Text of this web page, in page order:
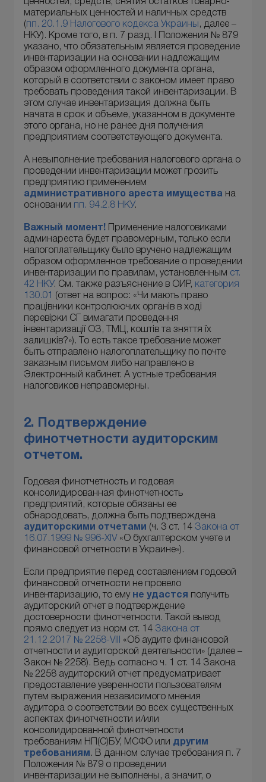
материальных ценностей и наличных средств
(пп. 20.1.9 Налогового кодекса Украины , далее –
НКУ). Кроме того, в п. 7 разд. I Положения № 879
указано, что обязательным является проведение
инвентаризации на основании надлежащим
образом оформленного документа органа,
который в соответствии с законом имеет право
требовать проведения такой инвентаризации. В
этом случае инвентаризация должна быть
начата в срок и объеме, указанном в документе
этого органа, но не ранее дня получения
предприятием соответствующего документа.
А невыполнение требования налогового органа о
проведении инвентаризации может грозить
предприятию применением
административного ареста имущества на
основании пп. 94.2.8 НКУ.
Важный момент! Применение налоговиками
админареста будет правомерным, только если
налогоплательщику было вручено надлежащим
образом оформленное требование о проведении
инвентаризации по правилам, установленным ст.
42 НКУ. См. также разъяснение в ОИР, категория
130.01
(ответ на вопрос: «Чи мають право
працівники контролюючих органів в ході
перевірки СГ вимагати проведення
інвентаризації ОЗ, ТМЦ, коштів та зняття їх
залишків?»). То есть такое требование может
быть отправлено налогоплательщику по почте
заказным письмом либо направлено в
Электронный кабинет. А устные требования
налоговиков неправомерны.
2. Подтверждение
финотчетности аудиторским
отчетом.
Годовая финотчетность и годовая
консолидированная финотчетность
предприятий, которые обязаны ее
обнародовать, должна быть подтверждена
аудиторскими отчетами (ч. 3 ст. 14 Закона от
16.07.1999 № 996-XIV «О бухгалтерском учете и
финансовой отчетности в Украине»).
Если предприятие перед составлением годовой
финансовой отчетности не провело
инвентаризацию, то ему не удастся
получить
аудиторский отчет в подтверждение
достоверности финотчетности. Такой вывод
прямо следует из норм ст. 14 Закона от
21.12.2017 № 2258-VIII
«Об аудите финансовой
отчетности и аудиторской деятельности» (далее –
Закон № 2258). Ведь согласно ч. 1 ст. 14 Закона
№ 2258 аудиторский отчет предусматривает
предоставление уверенности пользователям
путем выражения независимого мнения
аудитора о соответствии во всех существенных
аспектах финотчетности и/или
консолидированной финотчетности
требованиям НП(С)БУ, МСФО или другим
требованиям . В данном случае требования п. 7
Положения № 879 о проведении
инвентаризации не выполнены, а значит, о